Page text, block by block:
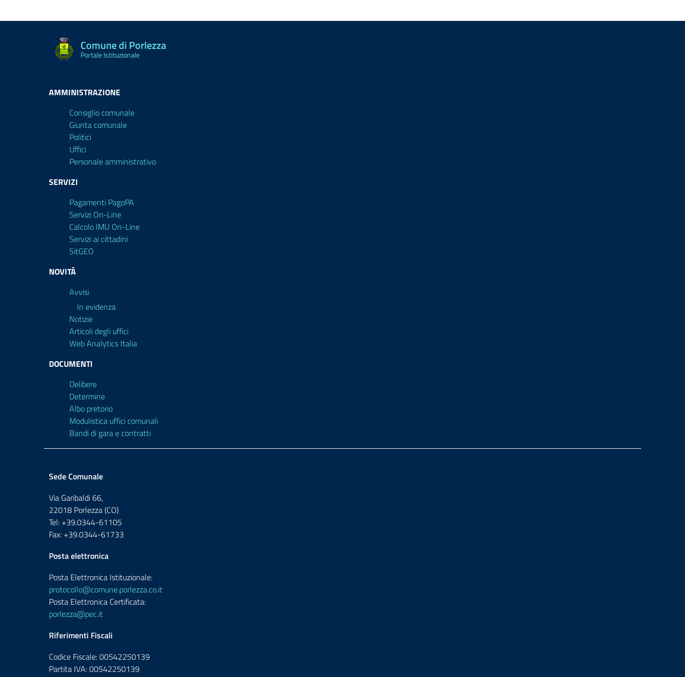
Comune di Porlezza
Portale Istituzionale
AMMINISTRAZIONE
Consiglio comunale
Giunta comunale
Politici
Uffici
Personale amministrativo
SERVIZI
Pagamenti PagoPA
Servizi On-Line
Calcolo IMU On-Line
Servizi ai cittadini
SitGEO
NOVITÀ
Avvisi
In evidenza
Notizie
Articoli degli uffici
Web Analytics Italia
DOCUMENTI
Delibere
Determine
Albo pretorio
Modulistica uffici comunali
Bandi di gara e contratti
Sede Comunale
Via Garibaldi 66,
22018 Porlezza (CO)
Tel: +39.0344-61105
Fax: +39.0344-61733
Posta elettronica
Posta Elettronica Istituzionale:
protocollo@comune.porlezza.co.it
Posta Elettronica Certificata:
porlezza@pec.it
Riferimenti Fiscali
Codice Fiscale: 00542250139
Partita IVA: 00542250139